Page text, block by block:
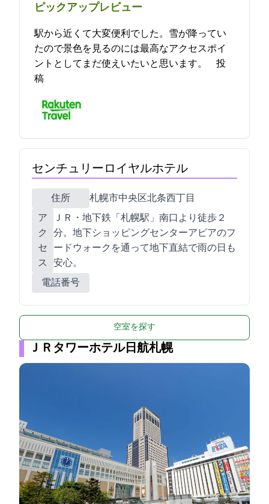
ピックアップレビュー
駅から近くて大変便利でした。雪が降ってい
たので景色を見るのには最高なアクセスポイ
ントとしてまだ使えいたいと思います。 2021-12-16 15:50:20投
稿
センチュリーロイヤルホテル
住所
札幌市中央区北5条西5丁目
ア
ク
セ
ス
ＪＲ・地下鉄「札幌駅」南口より徒歩２
分。地下ショッピングセンターアピアのフ
ードウォークを通って地下直結で雨の日も
安心。
電話番号
空室を探す
ＪＲタワーホテル日航札幌